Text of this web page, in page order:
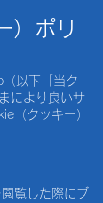
）ポリ
以下「当ク
により良いサ
（クッキー）
覧した際にブ